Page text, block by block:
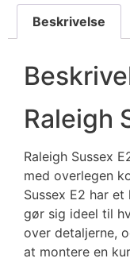
Beskrivelse
Raleigh
Raleigh Sussex
med overlegen
Sussex E2 har
gør sig ideel til
over detaljerne,
at montere en